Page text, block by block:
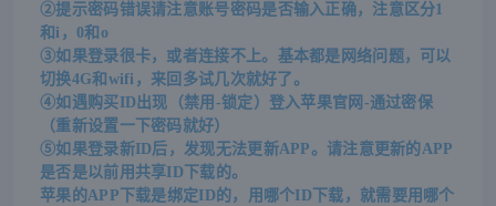
②提示密码错误请注意账号密码是否输入正确，注意区分1
和i，0和o
③如果登录很卡，或者连接不上。基本都是网络问题，可以
切换4G和wifi，来回多试几次就好了。
④如遇购买ID出现（禁用-锁定）登入苹果官网-通过密保
（重新设置一下密码就好）
⑤如果登录新ID后，发现无法更新APP。请注意更新的APP
是否是以前用共享ID下载的。
苹果的APP下载是绑定ID的，用哪个ID下载，就需要用哪个